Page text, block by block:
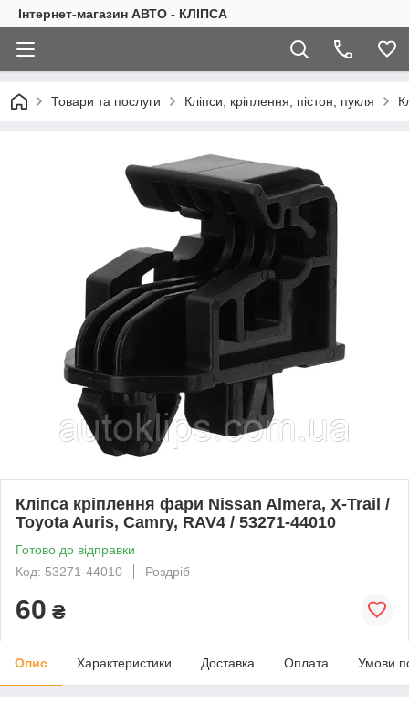
Інтернет-магазин АВТО - КЛІПСА
Товари та послуги Кліпси, кріплення, пістон, пукля
Кліпса кріплення фари Nissan Almera, X-Trail /
Toyota Auris, Camry, RAV4 / 53271-44010
Готово до відправки
Код: 53271-44010
Роздріб
60 ₴
Опис Характеристики Доставка Оплата Умови